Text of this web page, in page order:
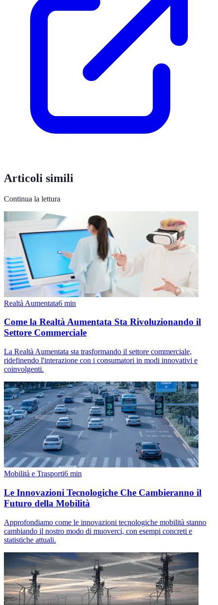
Articoli simili
Continua la lettura
Realtà Aumentata6 min
Come la Realtà Aumentata Sta Rivoluzionando il
Settore Commerciale
La Realtà Aumentata sta trasformando il settore commerciale,
ridefinendo l'interazione con i consumatori in modi innovativi e
coinvolgenti.
Mobilità e Trasporti6 min
Le Innovazioni Tecnologiche Che Cambieranno il
Futuro della Mobilità
Approfondiamo come le innovazioni tecnologiche mobilità stanno
cambiando il nostro modo di muoverci, con esempi concreti e
statistiche attuali.